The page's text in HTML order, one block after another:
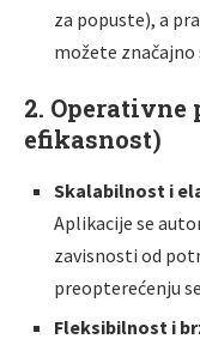
za popuste), a
možete značajno
2.
efikasnost)
Skalabilnost i
Aplikacije se
zavisnosti od
preopterećenju
Fleksibilnost i